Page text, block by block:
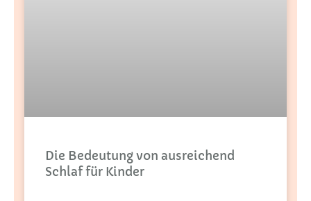
Die Bedeutung von ausreichend
Schlaf für Kinder